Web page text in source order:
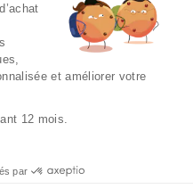
Nos bouquets de muguet
données personnelles
nous
et améliorer votre
12 mois.
par